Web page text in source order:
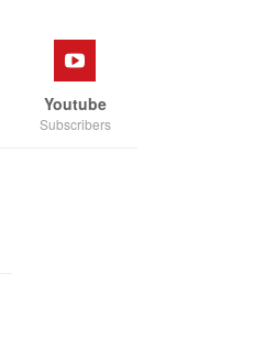
Youtube
Subscribers